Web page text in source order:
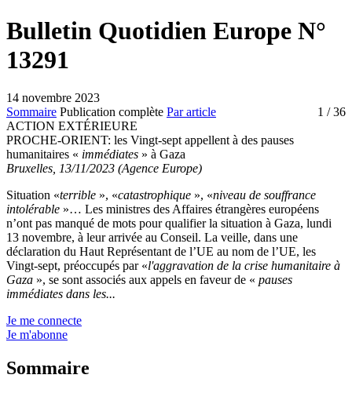
Bulletin Quotidien Europe N°
13291
14 novembre 2023
Sommaire Publication complète Par article 1 / 36
ACTION EXTÉRIEURE
PROCHE-ORIENT: les Vingt-sept appellent à des pauses
humanitaires « immédiates » à Gaza
Bruxelles, 13/11/2023 (Agence Europe)
Situation «terrible », «catastrophique », «niveau de souffrance
intolérable »… Les ministres des Affaires étrangères européens
n’ont pas manqué de mots pour qualifier la situation à Gaza, lundi
13 novembre, à leur arrivée au Conseil. La veille, dans une
déclaration du Haut Représentant de l’UE au nom de l’UE, les
Vingt-sept, préoccupés par «l'aggravation de la crise humanitaire à
Gaza », se sont associés aux appels en faveur de « pauses
immédiates dans les...
Je me connecte
Je m'abonne
Sommaire